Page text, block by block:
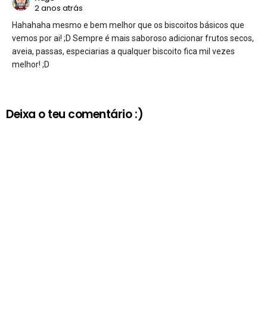
2 anos atrás
Hahahaha mesmo e bem melhor que os biscoitos básicos que
vemos por ai! ;D Sempre é mais saboroso adicionar frutos secos,
aveia, passas, especiarias a qualquer biscoito fica mil vezes
melhor! ;D
Deixa o teu comentário :)